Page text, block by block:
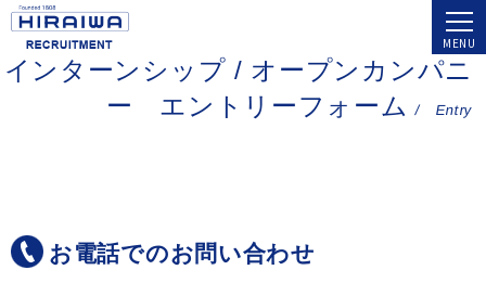
MENU
インターンシップ / オープンカンパニ
ー エントリーフォーム / Entry
お電話でのお問い合わせ